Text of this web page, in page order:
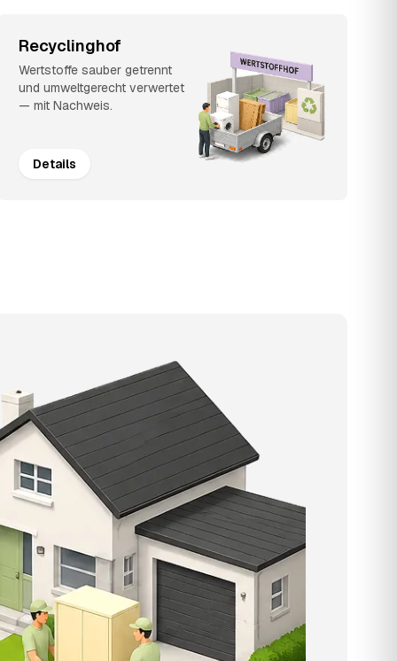
Recyclinghof
Wertstoffe sauber getrennt
und umweltgerecht verwertet
— mit Nachweis.
Details